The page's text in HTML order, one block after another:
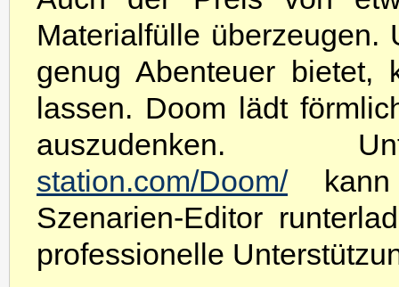
Materialfülle
genug Abenteuer bietet,
lassen. Doom lädt
station.com/Doom/kann
Szenarien-Editor
professionelle